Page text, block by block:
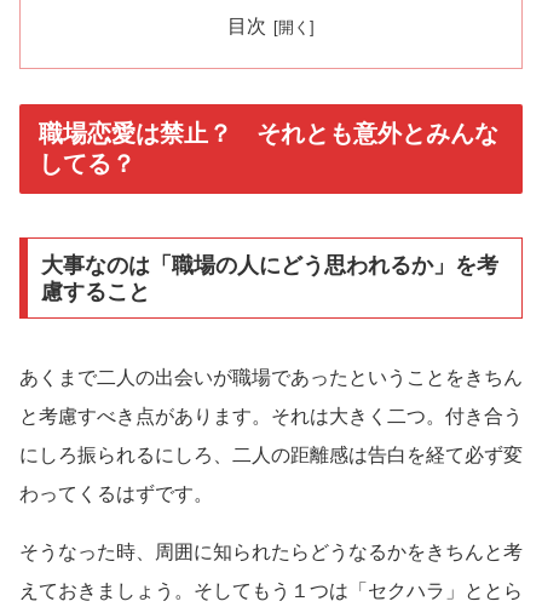
目次
職場恋愛は禁止？ それとも意外とみんな
してる？
大事なのは「職場の人にどう思われるか」を考
慮すること
あくまで二人の出会いが職場であったということをきちん
と考慮すべき点があります。それは大きく二つ。付き合う
にしろ振られるにしろ、二人の距離感は告白を経て必ず変
わってくるはずです。
そうなった時、周囲に知られたらどうなるかをきちんと考
えておきましょう。そしてもう１つは「セクハラ」ととら